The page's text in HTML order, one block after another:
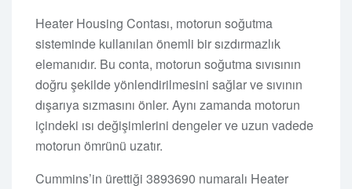
Heater Housing Contası, motorun soğutma
sisteminde kullanılan önemli bir sızdırmazlık
elemanıdır. Bu conta, motorun soğutma sıvısının
doğru şekilde yönlendirilmesini sağlar ve sıvının
dışarıya sızmasını önler. Aynı zamanda motorun
içindeki ısı değişimlerini dengeler ve uzun vadede
motorun ömrünü uzatır.
Cummins’in ürettiği 3893690 numaralı Heater